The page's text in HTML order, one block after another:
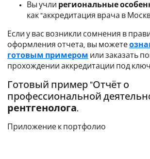
Вы учли региональные
как "аккредитация врача в
Если у вас возникли сомнения в
оформления отчета, вы можете
готовым примером или заказать
прохождении аккредитации под ключ.
Готовый пример "Отчёт о
профессиональной
рентгенолога.
Приложение к портфолио